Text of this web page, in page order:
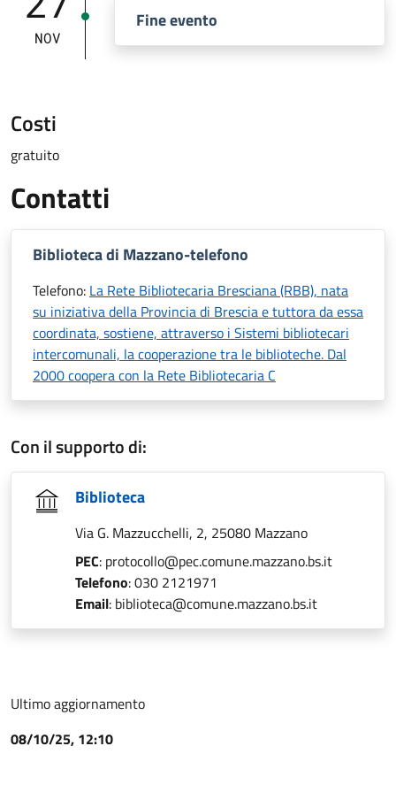
NOV
Fine evento
Costi
gratuito
Contatti
Biblioteca di Mazzano-telefono
Telefono: La Rete Bibliotecaria Bresciana (RBB), nata
su iniziativa della Provincia di Brescia e tuttora da essa
coordinata, sostiene, attraverso i Sistemi bibliotecari
intercomunali, la cooperazione tra le biblioteche. Dal
2000 coopera con la Rete Bibliotecaria C
Con il supporto di:
Biblioteca
Via G. Mazzucchelli, 2, 25080 Mazzano
PEC: protocollo@pec.comune.mazzano.bs.it
Telefono: 030 2121971
Email: biblioteca@comune.mazzano.bs.it
Ultimo aggiornamento
08/10/25, 12:10